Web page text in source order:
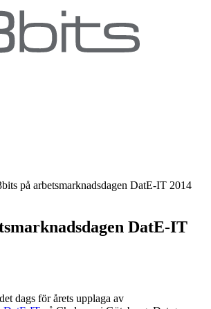
på arbetsmarknadsdagen DatE-IT 2014
DatE-IT
dags för årets upplaga av